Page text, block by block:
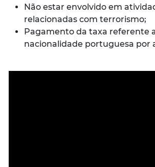
Não estar envolvido em
relacionadas com terrorismo;
Pagamento da taxa referente
nacionalidade portuguesa por